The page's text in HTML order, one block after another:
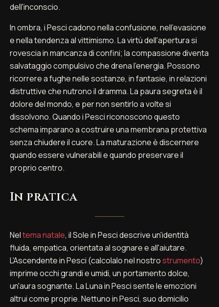
dell'inconscio.
In ombra, i Pesci cadono nella confusione, nell'evasione
e nella tendenza al vittimismo. La virtù dell'apertura si
rovescia in mancanza di confini; la compassione diventa
salvataggio compulsivo che drena l'energia. Possono
ricorrere a fughe nelle sostanze, in fantasie, in relazioni
distruttive che nutrono il dramma. La paura segreta è il
dolore del mondo, e per non sentirlo a volte si
dissolvono. Quando i Pesci riconoscono questo
schema imparano a costruire una membrana protettiva
senza chiudere il cuore. La maturazione è discernere
quando essere vulnerabili e quando preservare il
proprio centro.
In pratica
Neltema natale, il Sole in Pesci descrive un'identità
fluida, empatica, orientata al sognare e all'aiutare.
L'Ascendente in Pesci (calcolalo nel nostrostrumento)
imprime occhi grandi e umidi, un portamento dolce,
un'aura sognante. La Luna in Pesci sente le emozioni
altrui come proprie. Nettuno in Pesci, suo domicilio